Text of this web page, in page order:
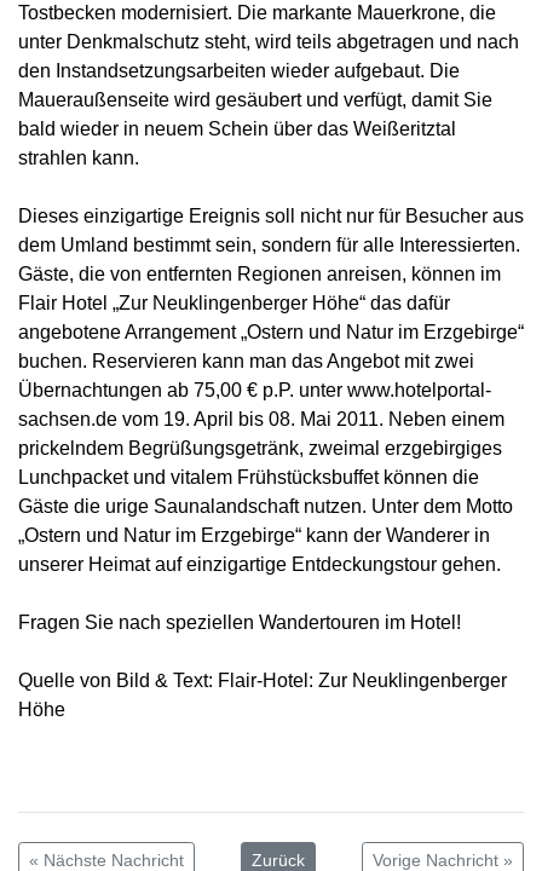
Tostbecken modernisiert. Die markante Mauerkrone, die
unter Denkmalschutz steht, wird teils abgetragen und nach
den Instandsetzungsarbeiten wieder aufgebaut. Die
Maueraußenseite wird gesäubert und verfügt, damit Sie
bald wieder in neuem Schein über das Weißeritztal
strahlen kann.
Dieses einzigartige Ereignis soll nicht nur für Besucher aus
dem Umland bestimmt sein, sondern für alle Interessierten.
Gäste, die von entfernten Regionen anreisen, können im
Flair Hotel „Zur Neuklingenberger Höhe“ das dafür
angebotene Arrangement „Ostern und Natur im Erzgebirge“
buchen. Reservieren kann man das Angebot mit zwei
Übernachtungen ab 75,00 € p.P. unter www.hotelportal-
sachsen.de vom 19. April bis 08. Mai 2011. Neben einem
prickelndem Begrüßungsgetränk, zweimal erzgebirgiges
Lunchpacket und vitalem Frühstücksbuffet können die
Gäste die urige Saunalandschaft nutzen. Unter dem Motto
„Ostern und Natur im Erzgebirge“ kann der Wanderer in
unserer Heimat auf einzigartige Entdeckungstour gehen.
Fragen Sie nach speziellen Wandertouren im Hotel!
Quelle von Bild & Text: Flair-Hotel: Zur Neuklingenberger
Höhe
« Nächste Nachricht Zurück Vorige Nachricht »